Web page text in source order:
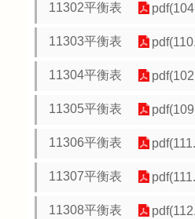
11302平衡表
11303平衡表
11304平衡表
11305平衡表
11306平衡表
11307平衡表
11308平衡表